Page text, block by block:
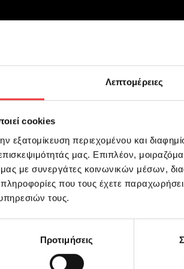
Λεπτομέρειες
cookies
εξατομίκευση περιεχομένου και
μας. Επιπλέον,
μας με συνεργάτες κοινωνικών μέσων,
που τους έχετε παραχωρήσει
τους.
Προτιμήσεις
| Μαρία Λαμπρίδου